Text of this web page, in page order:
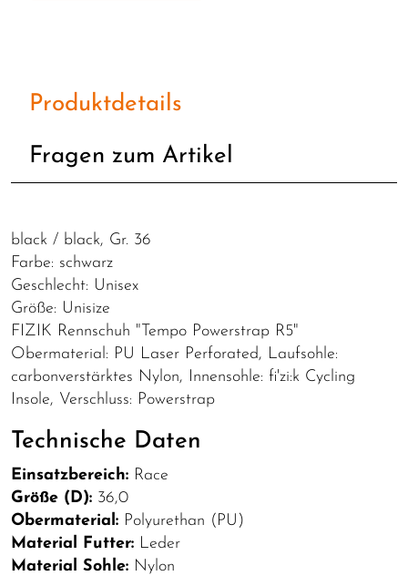
Produktdetails
Fragen zum Artikel
black / black, Gr. 36
Farbe: schwarz
Geschlecht: Unisex
Größe: Unisize
FIZIK Rennschuh "Tempo Powerstrap R5"
Obermaterial: PU Laser Perforated, Laufsohle:
carbonverstärktes Nylon, Innensohle: fi'zi:k Cycling
Insole, Verschluss: Powerstrap
Technische Daten
Einsatzbereich: Race
Größe (D): 36,0
Obermaterial: Polyurethan (PU)
Material Futter: Leder
Material Sohle: Nylon